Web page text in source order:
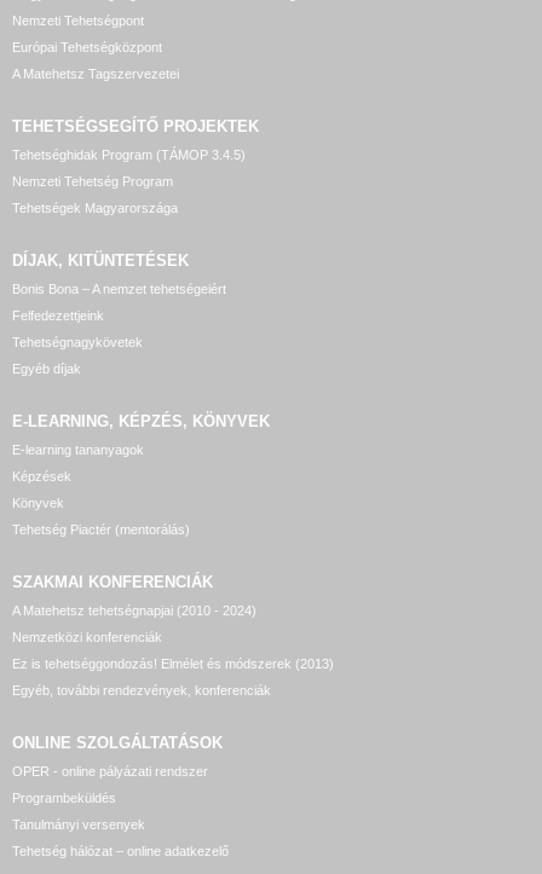
Nemzeti Tehetségpont
Európai Tehetségközpont
A Matehetsz Tagszervezetei
TEHETSÉGSEGÍTŐ PROJEKTEK
Tehetséghidak Program (TÁMOP 3.4.5)
Nemzeti Tehetség Program
Tehetségek Magyarországa
DÍJAK, KITÜNTETÉSEK
Bonis Bona – A nemzet tehetségeiért
Felfedezettjeink
Tehetségnagykövetek
Egyéb díjak
E-LEARNING, KÉPZÉS, KÖNYVEK
E-learning tananyagok
Képzések
Könyvek
Tehetség Piactér (mentorálás)
SZAKMAI KONFERENCIÁK
A Matehetsz tehetségnapjai (2010 - 2024)
Nemzetközi konferenciák
Ez is tehetséggondozás! Elmélet és módszerek (2013)
Egyéb, további rendezvények, konferenciák
ONLINE SZOLGÁLTATÁSOK
OPER - online pályázati rendszer
Programbeküldés
Tanulmányi versenyek
Tehetség hálózat – online adatkezelő